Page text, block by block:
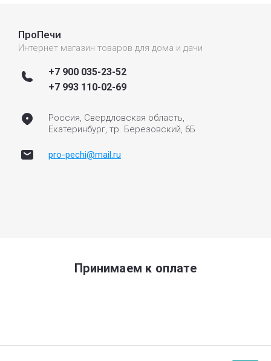
ПроПечи
Интернет магазин товаров для дома и дачи
+7 900 035-23-52
+7 993 110-02-69
Россия, Свердловская область,
Екатеринбург, тр. Березовский, 6Б
pro-pechi@mail.ru
Принимаем к оплате